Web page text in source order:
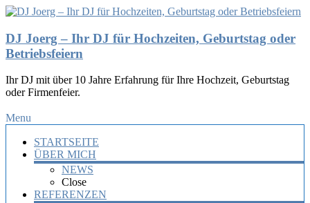
DJ Joerg – Ihr DJ für Hochzeiten, Geburtstag oder
Betriebsfeiern
Ihr DJ mit über 10 Jahre Erfahrung für Ihre Hochzeit, Geburtstag
oder Firmenfeier.
Menu
STARTSEITE
ÜBER MICH
NEWS
Close
REFERENZEN